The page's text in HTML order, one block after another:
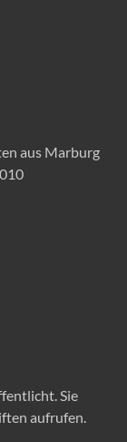
aus Marburg
Sie
aufrufen.